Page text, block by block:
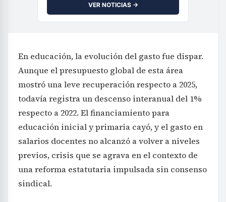
VER NOTICIAS →
En educación, la evolución del gasto fue dispar.
Aunque el presupuesto global de esta área
mostró una leve recuperación respecto a 2025,
todavía registra un descenso interanual del 1%
respecto a 2022. El financiamiento para
educación inicial y primaria cayó, y el gasto en
salarios docentes no alcanzó a volver a niveles
previos, crisis que se agrava en el contexto de
una reforma estatutaria impulsada sin consenso
sindical.